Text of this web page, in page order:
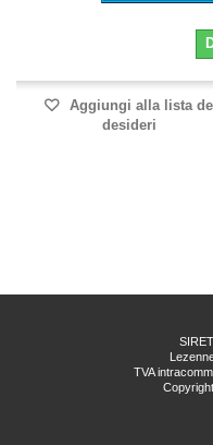
Aggiungi alla lista
desideri
TVA